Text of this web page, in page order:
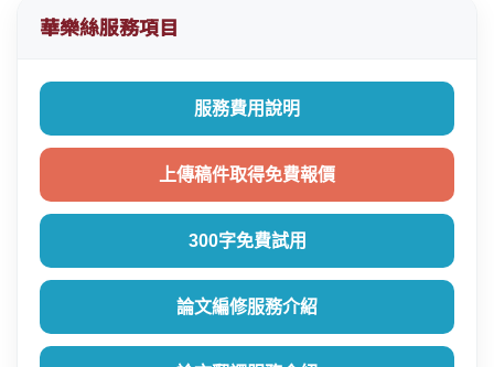
華樂絲服務項目
服務費用說明
上傳稿件取得免費報價
300字免費試用
論文編修服務介紹